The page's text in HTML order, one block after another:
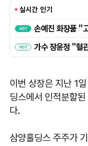
이번 상장은 지난 1
딩스에서 인적분할
다.
삼양홀딩스 주주가